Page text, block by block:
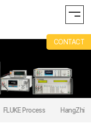
FLUKE Process HangZhi
CONTACT